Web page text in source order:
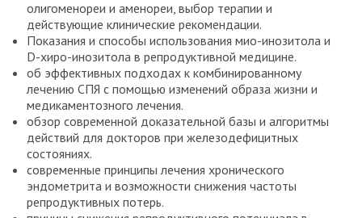
олигоменореи и аменореи, выбор терапии и
действующие клинические рекомендации.
Показания и способы использования мио-инозитола и
D-хиро-инозитола в репродуктивной медицине.
об эффективных подходах к комбинированному
лечению СПЯ с помощью изменений образа жизни и
медикаментозного лечения.
обзор современной доказательной базы и алгоритмы
действий для докторов при железодефицитных
состояниях.
современные принципы лечения хронического
эндометрита и возможности снижения частоты
репродуктивных потерь.